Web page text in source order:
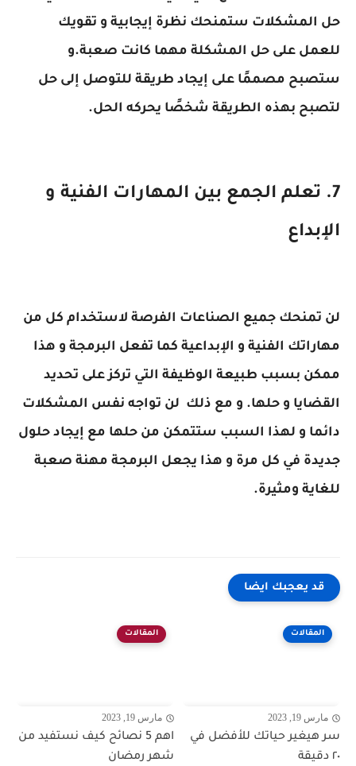
حل المشكلات ستمنحك نظرة إيجابية و تقويك
للعمل على حل المشكلة مهما كانت صعبة.و
ستصبح مصممًا على إيجاد طريقة للتوصل إلى حل
لتصبح بهذه الطريقة شخصًا يحركه الحل.
7. تعلم الجمع بين المهارات الفنية و
الإبداع
لن تمنحك جميع الصناعات الفرصة لاستخدام كل من
مهاراتك الفنية و الإبداعية كما تفعل البرمجة و هذا
ممكن بسبب طبيعة الوظيفة التي تركز على تحديد
القضايا و حلها. و مع ذلك لن تواجه نفس المشكلات
دائما و لهذا السبب ستتمكن من حلها مع إيجاد حلول
جديدة في كل مرة و هذا يجعل البرمجة مهنة صعبة
للغاية ومثيرة.
قد يعجبك ايضا
المقالات
مارس 19, 2023
سر هيغير حياتك للأفضل في
٢٠ دقيقة
المقالات
مارس 19, 2023
اهم 5 نصائح كيف نستفيد من
شهر رمضان